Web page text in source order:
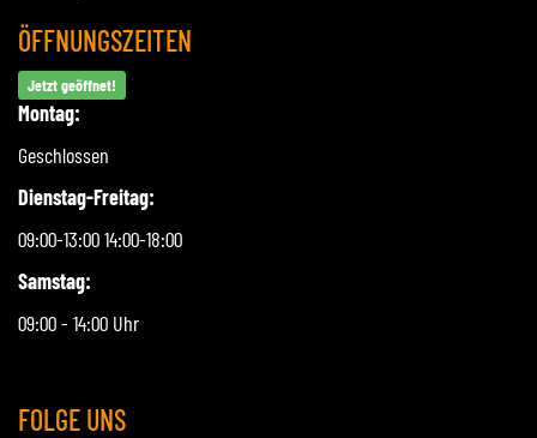
ÖFFNUNGSZEITEN
Jetzt geöffnet!
Montag:
Geschlossen
Dienstag-Freitag:
09:00-13:00 14:00-18:00
Samstag:
09:00 - 14:00 Uhr
FOLGE UNS